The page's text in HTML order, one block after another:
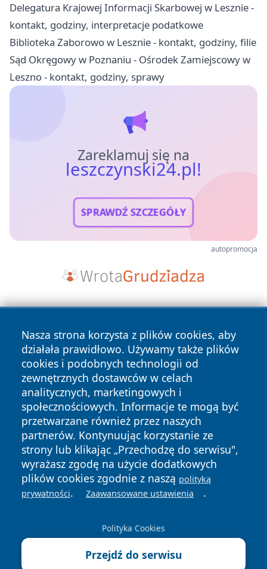
Delegatura Krajowej Informacji Skarbowej w Lesznie -
kontakt, godziny, interpretacje podatkowe
Biblioteka Zaborowo w Lesznie - kontakt, godziny, filie
Sąd Okręgowy w Poznaniu - Ośrodek Zamiejscowy w
Leszno - kontakt, godziny, sprawy
Zareklamuj się na
leszczynski24.pl!
SPRAWDŹ SZCZEGÓŁY
autopromocja
Nasza strona korzysta z plików cookies, aby
działała prawidłowo. Używamy także plików
cookies i podobnych technologii od
zewnętrznych dostawców w celach
analitycznych, marketingowych i
społecznościowych. Informacje te mogą być
przetwarzane również przez naszych
partnerów. Kontynuując korzystanie ze
strony lub klikając „Przechodzę do serwisu",
wyrażasz zgodę na użycie dodatkowych
plików cookies zgodnie z naszą polityką
prywatności. Zaawansowane ustawienia .
Polityka Cookies
Przejdź do serwisu
Copyright © 2026 leszczynski24.pl Wszystkie prawa
zastrzeżone.
News Autorzy
Polityka
Prywatności
Polityka
Cookies